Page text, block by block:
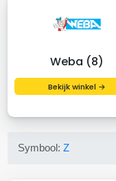
Weba (8)
Bekijk winkel →
Symbool:Z